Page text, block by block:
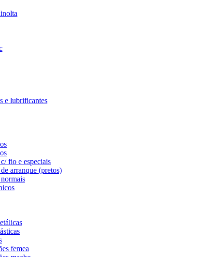
e lubrificantes
fio e especiais
arranque (pretos)
femea